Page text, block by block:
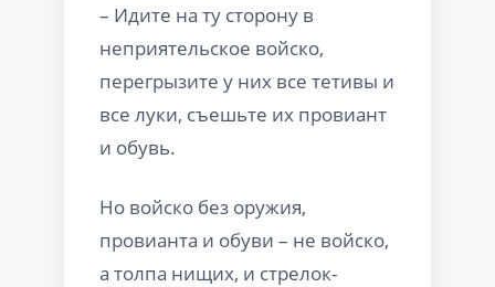
– Идите на ту сторону в
неприятельское войско,
перегрызите у них все тетивы и
все луки, съешьте их провиант
и обувь.
Но войско без оружия,
провианта и обуви – не войско,
а толпа нищих, и стрелок-